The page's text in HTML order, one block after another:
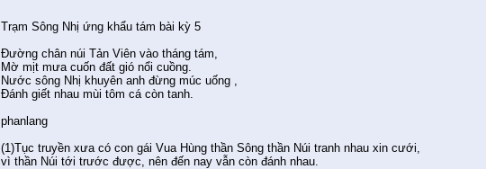
Trạm Sông Nhị ứng khẩu tám bài kỳ 5
Đường chân núi Tản Viên vào tháng tám,
Mờ mịt mưa cuốn đất gió nổi cuồng.
Nước sông Nhị khuyên anh đừng múc uống ,
Đánh giết nhau mùi tôm cá còn tanh.
phanlang
(1)Tục truyền xưa có con gái Vua Hùng thần Sông thần Núi tranh nhau xin cưới,
vì thần Núi tới trước được, nên đến nay vẫn còn đánh nhau.